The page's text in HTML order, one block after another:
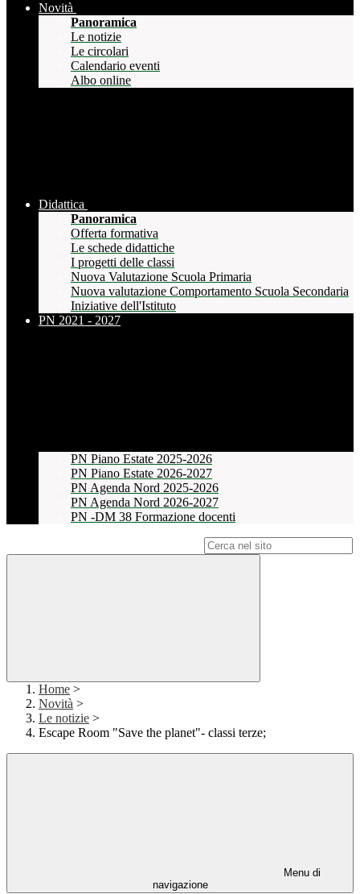
Novità
Panoramica
Le notizie
Le circolari
Calendario eventi
Albo online
Didattica
Panoramica
Offerta formativa
Le schede didattiche
I progetti delle classi
Nuova Valutazione Scuola Primaria
Nuova valutazione Comportamento Scuola Secondaria
Iniziative dell'Istituto
PN 2021 - 2027
PN Piano Estate 2025-2026
PN Piano Estate 2026-2027
PN Agenda Nord 2025-2026
PN Agenda Nord 2026-2027
PN -DM 38 Formazione docenti
Home >
Novità >
Le notizie >
Escape Room "Save the planet"- classi terze;
Menu di
navigazione